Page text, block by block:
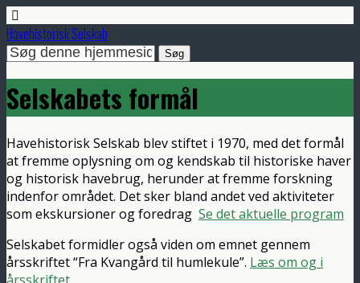
Havehistorisk Selskab
Selskabets formål
Havehistorisk Selskab blev stiftet i 1970, med det formål
at fremme oplysning om og kendskab til historiske haver
og historisk havebrug, herunder at fremme forskning
indenfor området. Det sker bland andet ved aktiviteter
som ekskursioner og foredrag Se det aktuelle program
Selskabet formidler også viden om emnet gennem
årsskriftet “Fra Kvangård til humlekule”. Læs om og i